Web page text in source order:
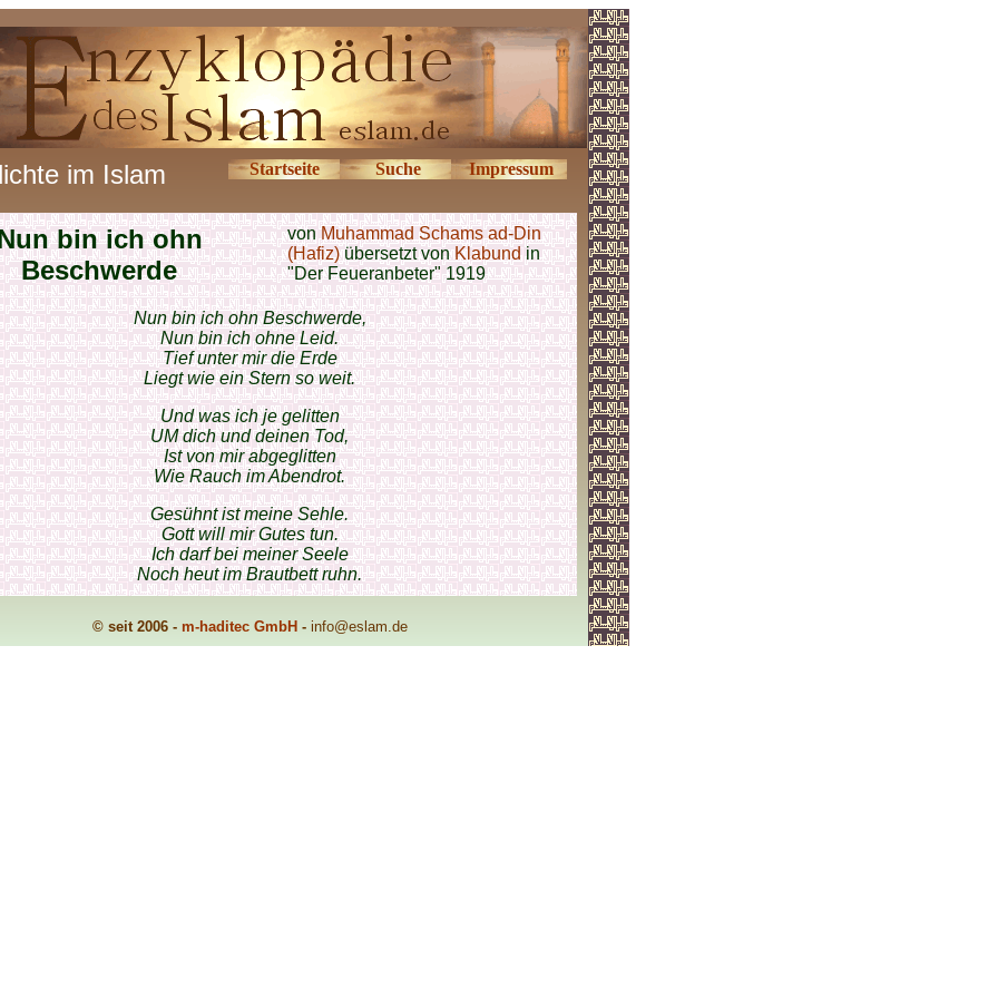
im Islam Startseite Suche Impressum
bin ich ohn
Beschwerde
vonMuhammad Schams ad-Din
(Hafiz)übersetzt vonKlabundin
"Der Feueranbeter" 1919
Nun bin ich ohn Beschwerde,
Nun bin ich ohne Leid.
Tief unter mir die Erde
Liegt wie ein Stern so weit.
Und was ich je gelitten
UM dich und deinen Tod,
Ist von mir abgeglitten
Wie Rauch im Abendrot.
Gesühnt ist meine Sehle.
Gott will mir Gutes tun.
Ich darf bei meiner Seele
Noch heut im Brautbett ruhn.
© seit 2006 - m-haditec GmbH - info@eslam.de